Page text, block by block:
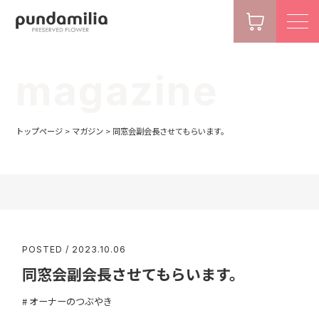
トップページ > マガジン > 同窓会副会長させてもらいます。
POSTED / 2023.10.06
同窓会副会長させてもらいます。
オーナーのつぶやき